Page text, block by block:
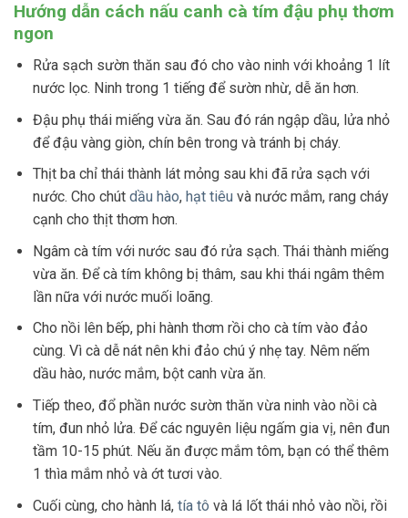
Hướng dẫn cách nấu canh cà tím đậu phụ thơm
ngon
Rửa sạch sườn thăn sau đó cho vào ninh với khoảng 1 lít
nước lọc. Ninh trong 1 tiếng để sườn nhừ, dễ ăn hơn.
Đậu phụ thái miếng vừa ăn. Sau đó rán ngập dầu, lửa nhỏ
để đậu vàng giòn, chín bên trong và tránh bị cháy.
Thịt ba chỉ thái thành lát mỏng sau khi đã rửa sạch với
nước. Cho chút dầu hào, hạt tiêu và nước mắm, rang cháy
cạnh cho thịt thơm hơn.
Ngâm cà tím với nước sau đó rửa sạch. Thái thành miếng
vừa ăn. Để cà tím không bị thâm, sau khi thái ngâm thêm
lần nữa với nước muối loãng.
Cho nồi lên bếp, phi hành thơm rồi cho cà tím vào đảo
cùng. Vì cà dễ nát nên khi đảo chú ý nhẹ tay. Nêm nếm
dầu hào, nước mắm, bột canh vừa ăn.
Tiếp theo, đổ phần nước sườn thăn vừa ninh vào nồi cà
tím, đun nhỏ lửa. Để các nguyên liệu ngấm gia vị, nên đun
tầm 10-15 phút. Nếu ăn được mắm tôm, bạn có thể thêm
1 thìa mắm nhỏ và ớt tươi vào.
Cuối cùng, cho hành lá, tía tô và lá lốt thái nhỏ vào nồi, rồi